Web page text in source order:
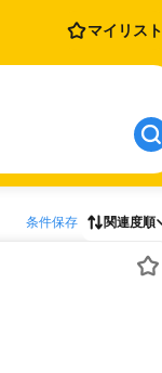
マイリスト
条件保存 関連度順